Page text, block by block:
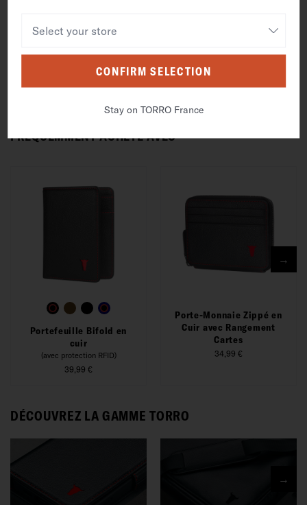
FRÉQUEMMENT ACHETÉ AVEC
Portefeuille Bifold en
cuir
(avec protection RFID)
39,99 €
Porte-Monnaie Zippé en
Cuir avec Rangement
Cartes
34,99 €
→
DÉCOUVREZ LA GAMME TORRO
→
CONFIRM SELECTION
Stay on TORRO France